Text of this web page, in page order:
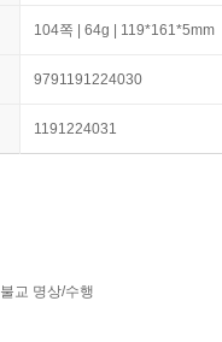
104쪽 | 64g | 119*161*5mm
9791191224030
1191224031
불교 명상/수행